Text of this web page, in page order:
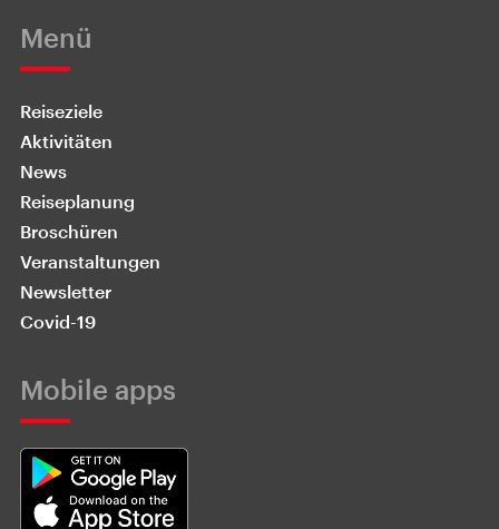
Menü
Reiseziele
Aktivitäten
News
Reiseplanung
Broschüren
Veranstaltungen
Newsletter
Covid-19
Mobile apps